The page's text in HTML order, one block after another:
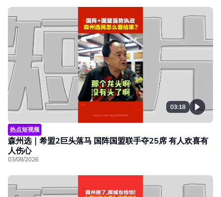
03:18
热点短视频
森州选｜希盟2巨头落马 国阵国盟联手夺25席 有人欢喜有
人伤心
03/08/2026